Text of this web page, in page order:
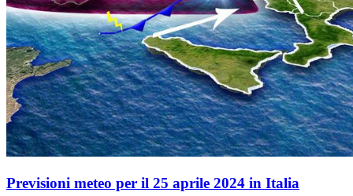
Previsioni meteo per il 25 aprile 2024 in Italia